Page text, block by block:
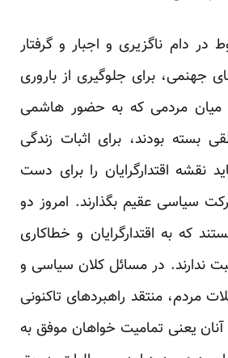
در دام ناگزیری و اجبار و گرفتار
جهنمی، برای جلوگیری از باروری
میان مردمی که به حضور هاشمی
بسته بودند، برای اثبات زندگی
نقشه اقتدارگرایان را برای دست
سیاسی عقیم بگذارند. امروز دو
که به اقتدارگرایان و خطاکاری
ندارند. در مسائل کلان سیاسی و
مردم، منتقد راهبردهای تاکنونی
یعنی تمامیت خواهان موفق به